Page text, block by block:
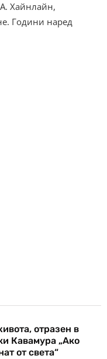
Хайнлайн,
Години наред
отразен в
Кавамура „Ако
от света“